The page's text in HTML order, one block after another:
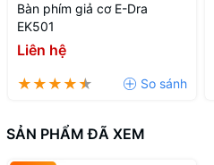
Bàn phím giả cơ E-Dra
EK501
Liên hệ
SẢN PHẨM ĐÃ XEM